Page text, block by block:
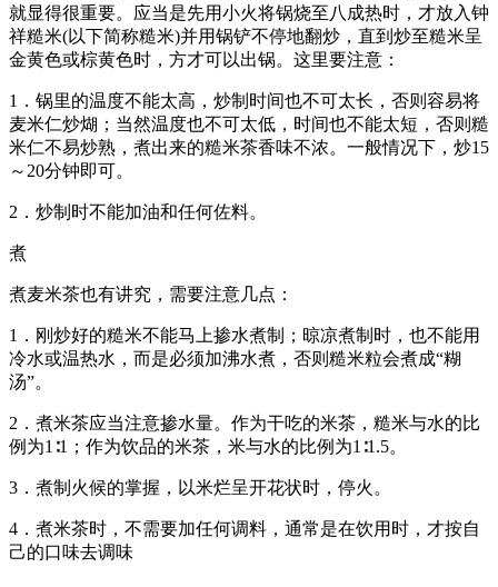
就显得很重要。应当是先用小火将锅烧至八成热时，才放入钟
祥糙米(以下简称糙米)并用锅铲不停地翻炒，直到炒至糙米呈
金黄色或棕黄色时，方才可以出锅。这里要注意：
1．锅里的温度不能太高，炒制时间也不可太长，否则容易将
麦米仁炒煳；当然温度也不可太低，时间也不能太短，否则糙
米仁不易炒熟，煮出来的糙米茶香味不浓。一般情况下，炒15
～20分钟即可。
2．炒制时不能加油和任何佐料。
煮
煮麦米茶也有讲究，需要注意几点：
1．刚炒好的糙米不能马上掺水煮制；晾凉煮制时，也不能用
冷水或温热水，而是必须加沸水煮，否则糙米粒会煮成“糊
汤”。
2．煮米茶应当注意掺水量。作为干吃的米茶，糙米与水的比
例为1∶1；作为饮品的米茶，米与水的比例为1∶1.5。
3．煮制火候的掌握，以米烂呈开花状时，停火。
4．煮米茶时，不需要加任何调料，通常是在饮用时，才按自
己的口味去调味